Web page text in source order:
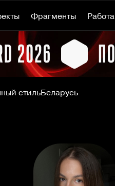
Фрагменты Работа
стильБеларусь